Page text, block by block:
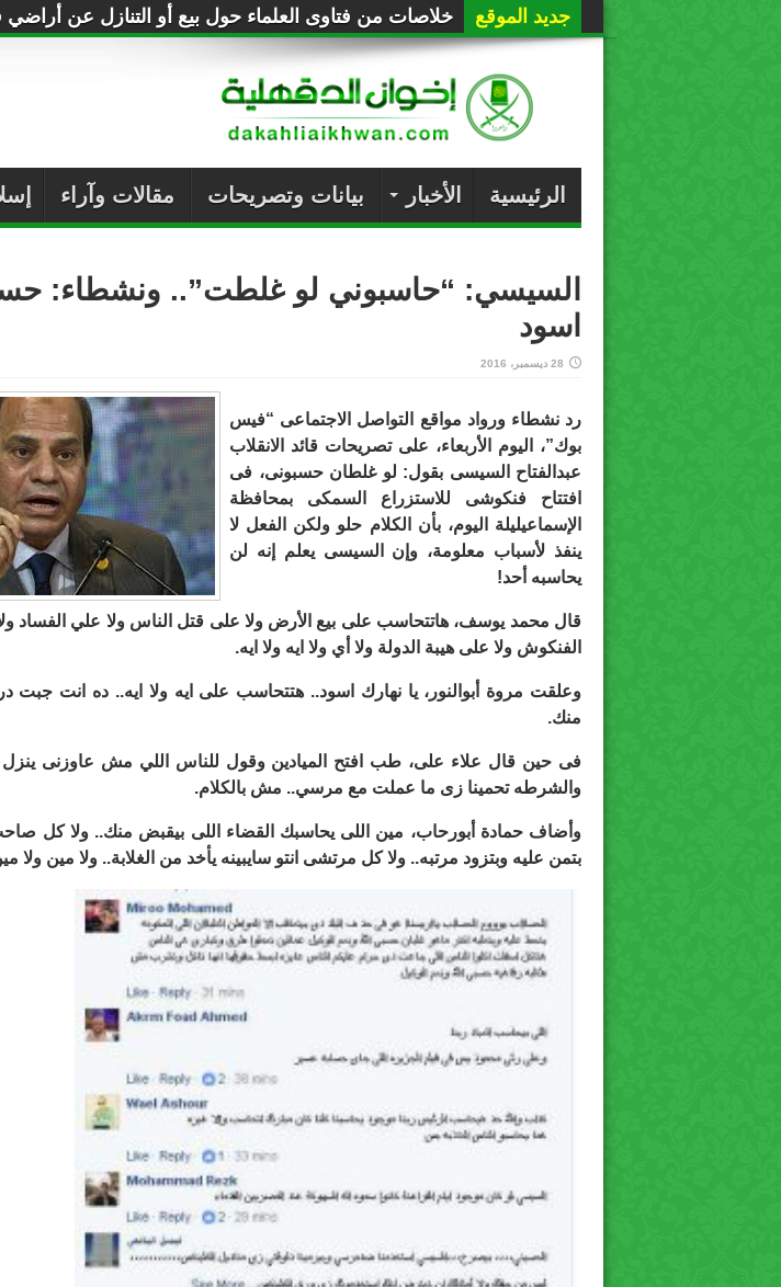
جديد الموقع خلاصات من فتاوى العلماء حول بيع أو التنازل عن أراضي
الرئيسية الأخبار بيانات وتصريحات مقالات وآراء
السيسي: “حاسبوني لو غلطت”.. ونشطاء:
اسود
28 ديسمبر، 2016
رد نشطاء ورواد مواقع التواصل الاجتماعى “فيس
بوك”، اليوم الأربعاء، على تصريحات قائد الانقلاب
عبدالفتاح السيسى بقول: لو غلطان حسبونى، فى
افتتاح فنكوشى للاستزراع السمكى بمحافظة
الإسماعيليلة اليوم، بأن الكلام حلو ولكن الفعل لا
ينفذ لأسباب معلومة، وإن السيسى يعلم إنه لن
يحاسبه أحد!
قال محمد يوسف، هاتتحاسب على بيع الأرض ولا على قتل الناس ولا علي الفساد
الفنكوش ولا على هيبة الدولة ولا أي ولا ايه ولا ايه.
وعلقت مروة أبوالنور، يا نهارك اسود.. هتتحاسب على ايه ولا ايه.. ده انت جبت
منك.
فى حين قال علاء على، طب افتح الميادين وقول للناس اللي مش عاوزنى
والشرطه تحمينا زى ما عملت مع مرسي.. مش بالكلام.
وأضاف حمادة أبورحاب، مين اللى يحاسبك القضاء اللى بيقبض منك.. ولا كل
بتمن عليه وبتزود مرتبه.. ولا كل مرتشى انتو سايبينه يأخد من الغلابة.. ولا مين ولا